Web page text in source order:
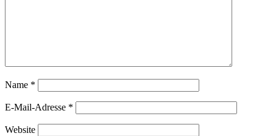
Name *
E-Mail-Adresse *
Website